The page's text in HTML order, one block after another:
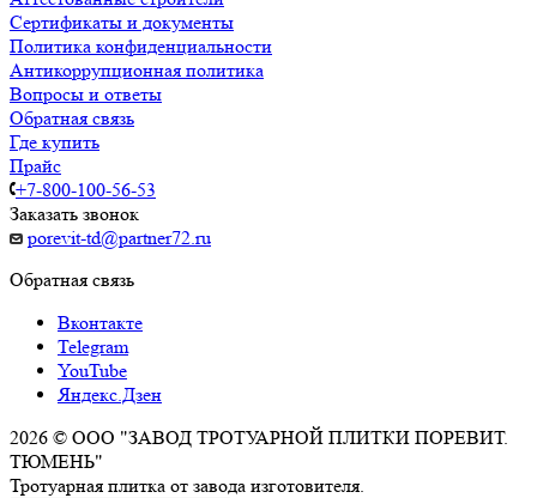
Сертификаты и документы
Политика конфиденциальности
Антикоррупционная политика
Вопросы и ответы
Обратная связь
Где купить
Прайс
+7-800-100-56-53
Заказать звонок
porevit-td@partner72.ru
Обратная связь
Вконтакте
Telegram
YouTube
Яндекс.Дзен
2026 © ООО "ЗАВОД ТРОТУАРНОЙ ПЛИТКИ ПОРЕВИТ.
ТЮМЕНЬ"
Тротуарная плитка от завода изготовителя.